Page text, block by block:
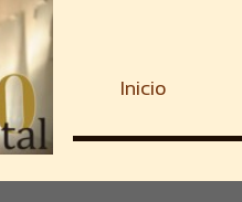
Inicio